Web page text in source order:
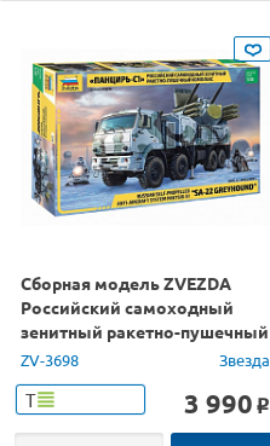
Сборная модель ZVEZDA
Российский самоходный
зенитный ракетно-пушечный
комплекс Панцирь-С1, 1/35
ZV-3698 Звезда
Т 3 990 o